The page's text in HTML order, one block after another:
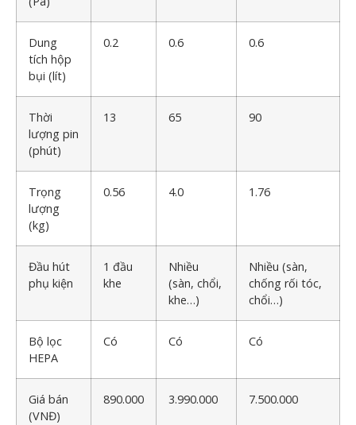
Dung
tích hộp
bụi (lít)
0.2 0.6 0.6
Thời
lượng pin
(phút)
13 65 90
Trọng
lượng
(kg)
0.56 4.0 1.76
Đầu hút
phụ kiện
1 đầu
khe
Nhiều
(sàn, chổi,
khe…)
Nhiều (sàn,
chống rối tóc,
chổi…)
Bộ lọc
HEPA
Có Có Có
Giá bán
(VNĐ)
890.000 3.990.000 7.500.000